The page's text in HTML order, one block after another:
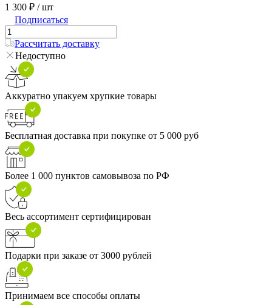
1 300 ₽ / шт
Подписаться
Рассчитать доставку
Недоступно
Аккуратно упакуем хрупкие товары
Бесплатная доставка при покупке от 5 000 руб
Более 1 000 пунктов самовывоза по РФ
Весь ассортимент сертифицирован
Подарки при заказе от 3000 рублей
Принимаем все способы оплаты